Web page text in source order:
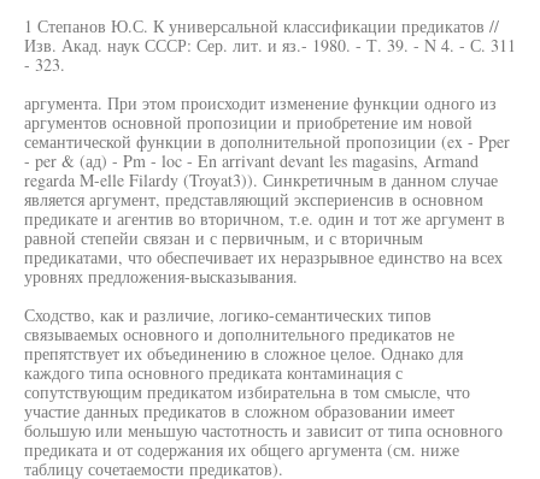
1 Степанов Ю.С. К универсальной классификации предикатов //
Изв. Акад. наук СССР: Сер. лит. и яз.- 1980. - Т. 39. - N 4. - С. 311
- 323.
аргумента. При этом происходит изменение функции одного из
аргументов основной пропозиции и приобретение им новой
семантической функции в дополнительной пропозиции (ex - Pper
- per & (ад) - Pm - loc - En arrivant devant les magasins, Armand
regarda M-elle Filardy (Troyat3)). Синкретичным в данном случае
является аргумент, представляющий экспериенсив в основном
предикате и агентив во вторичном, т.е. один и тот же аргумент в
равной степейи связан и с первичным, и с вторичным
предикатами, что обеспечивает их неразрывное единство на всех
уровнях предложения-высказывания.
Сходство, как и различие, логико-семантических типов
связываемых основного и дополнительного предикатов не
препятствует их объединению в сложное целое. Однако для
каждого типа основного предиката контаминация с
сопутствующим предикатом избирательна в том смысле, что
участие данных предикатов в сложном образовании имеет
большую или меньшую частотность и зависит от типа основного
предиката и от содержания их общего аргумента (см. ниже
таблицу сочетаемости предикатов).